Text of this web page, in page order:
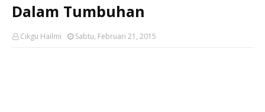
Dalam Tumbuhan
Cikgu Hailmi Sabtu, Februari 21, 2015